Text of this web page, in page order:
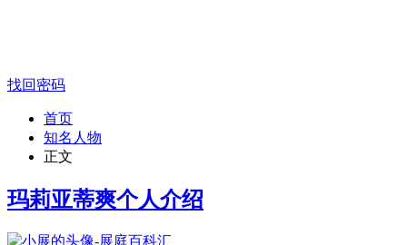
找回密码
首页
知名人物
正文
玛莉亚蒂爽个人介绍